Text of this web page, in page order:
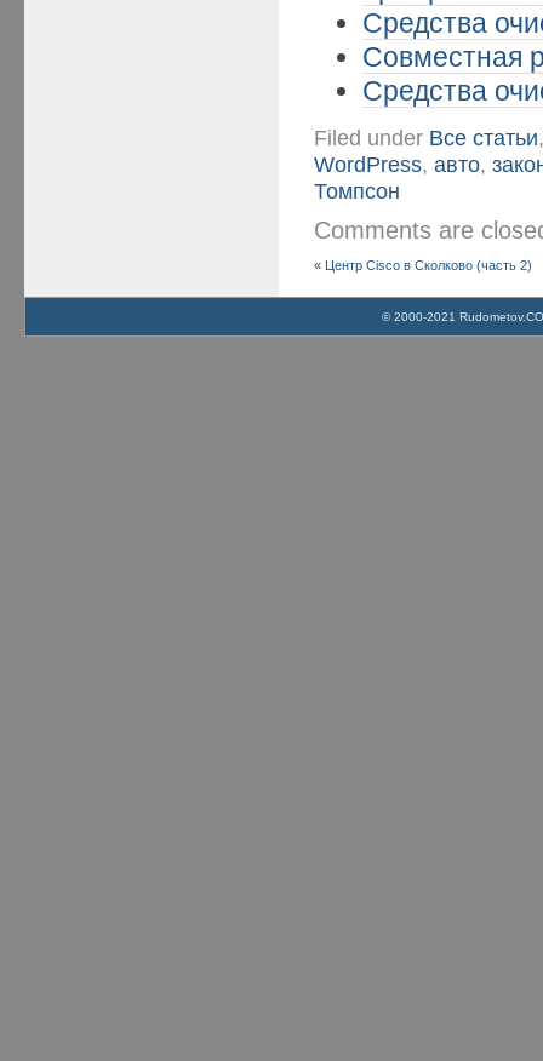
Средства
Совместная
Средства
Filed under Все статьи
WordPress,авто,
Томпсон
Comments are
« Центр Cisco в Сколково (часть 2)
© 2000-2021